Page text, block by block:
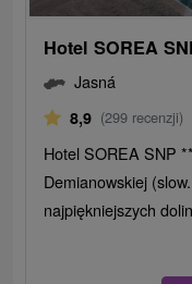
Hotel SOREA
Jasná
8,9 (299 recenzji)
Hotel SOREA SNP
Demianowskiej
najpiękniejszych